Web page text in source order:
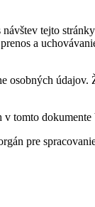
tejto
a
osobných údajov.
tomto
pre